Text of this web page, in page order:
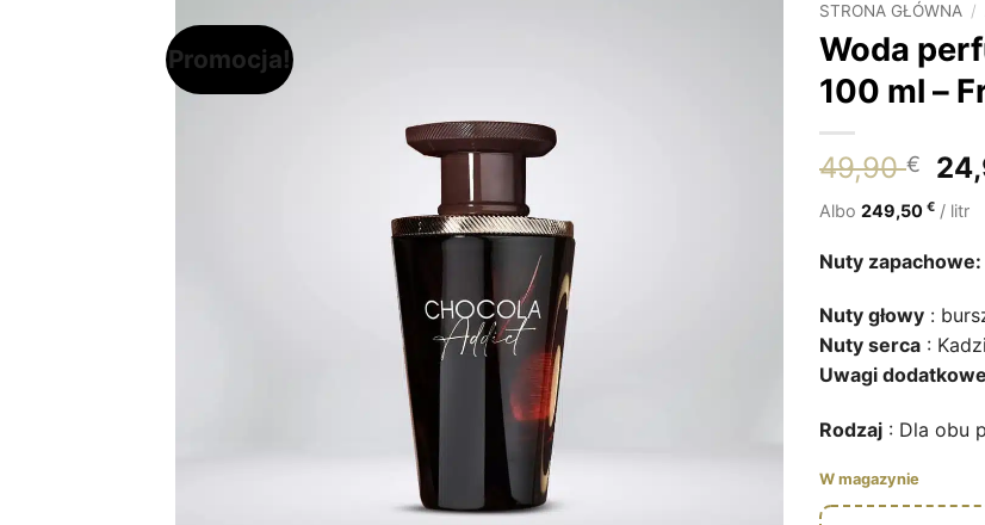
Promocja!
STRONA GŁÓWNA /
Woda
100 ml –
49,90€
cena
Albo 249,50 € / litr
Nuty zapachowe:
Nuty głowy :
Nuty serca :
Uwagi dodatkowe
Rodzaj : Dla obu
W magazynie